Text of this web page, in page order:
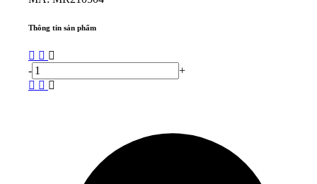
Thông tin sản phẩm
- +